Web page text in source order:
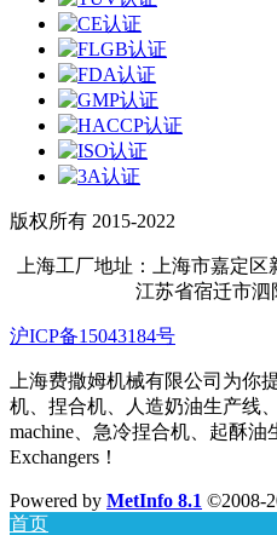
版权所有 2015-2022
上海工厂地址：上海市嘉定
江苏省宿迁市泗
沪ICP备15043184号
上海费撒姆机械有限公司为你
机、捏合机、人造奶油生产线
machine、急冷捏合机、起酥油
Exchangers！
Powered by MetInfo 8.1 ©2008-
首页